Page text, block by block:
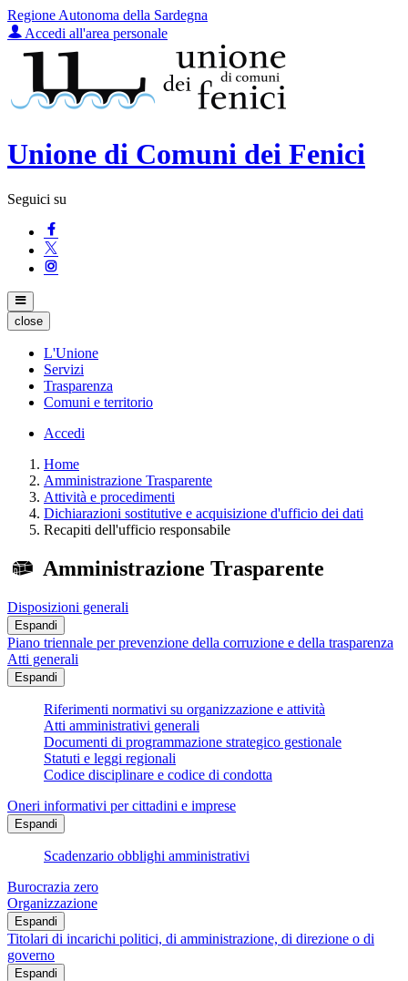
Regione Autonoma della Sardegna
Accedi all'area personale
Unione di Comuni dei Fenici
Seguici su
close
L'Unione
Servizi
Trasparenza
Comuni e territorio
Accedi
Home
Amministrazione Trasparente
Attività e procedimenti
Dichiarazioni sostitutive e acquisizione d'ufficio dei dati
Recapiti dell'ufficio responsabile
Amministrazione Trasparente
Disposizioni generali
Espandi
Piano triennale per prevenzione della corruzione e della trasparenza
Atti generali
Espandi
Riferimenti normativi su organizzazione e attività
Atti amministrativi generali
Documenti di programmazione strategico gestionale
Statuti e leggi regionali
Codice disciplinare e codice di condotta
Oneri informativi per cittadini e imprese
Espandi
Scadenzario obblighi amministrativi
Burocrazia zero
Organizzazione
Espandi
Titolari di incarichi politici, di amministrazione, di direzione o di
governo
Espandi